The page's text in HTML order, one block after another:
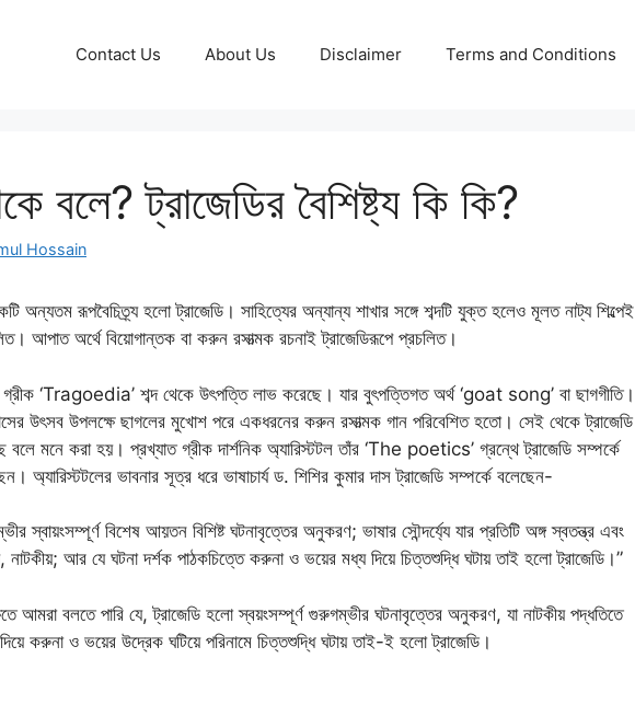
Contact Us About Us Disclaimer Terms and Conditions
বলে? ট্রাজেডির বৈশিষ্ট্য কি কি?
Hossain
অন্যতম রূপবৈচিত্র্য হলো ট্রাজেডি। সাহিত্যের অন্যান্য শাখার সঙ্গে শব্দটি যুক্ত হলেও মূলত নাট্য শিল্পেই
আপাত অর্থে বিয়োগান্তক বা করুন রসাত্মক রচনাই ট্রাজেডিরূপে প্রচলিত।
গ্রীক ‘Tragoedia’ শব্দ থেকে উৎপত্তি লাভ করেছে। যার বুৎপত্তিগত অর্থ ‘goat song’ বা ছাগগীতি।
উৎসব উপলক্ষে ছাগলের মুখোশ পরে একধরনের করুন রসাত্মক গান পরিবেশিত হতো। সেই থেকে ট্রাজেডি
বলে মনে করা হয়। প্রখ্যাত গ্রীক দার্শনিক অ্যারিস্টটল তাঁর ‘The poetics’ গ্রন্থে ট্রাজেডি সম্পর্কে
অ্যারিস্টটলের ভাবনার সূত্র ধরে ভাষাচার্য ড. শিশির কুমার দাস ট্রাজেডি সম্পর্কে বলেছেন-
স্বায়ংসম্পূর্ণ বিশেষ আয়তন বিশিষ্ট ঘটনাবৃত্তের অনুকরণ; ভাষার সৌন্দর্য্যে যার প্রতিটি অঙ্গ স্বতন্ত্র এবং
নাটকীয়; আর যে ঘটনা দর্শক পাঠকচিত্তে করুনা ও ভয়ের মধ্য দিয়ে চিত্তশুদ্ধি ঘটায় তাই হলো ট্রাজেডি।”
আমরা বলতে পারি যে, ট্রাজেডি হলো স্বয়ংসম্পূর্ণ গুরুগম্ভীর ঘটনাবৃত্তের অনুকরণ, যা নাটকীয় পদ্ধতিতে
করুনা ও ভয়ের উদ্রেক ঘটিয়ে পরিনামে চিত্তশুদ্ধি ঘটায় তাই-ই হলো ট্রাজেডি।